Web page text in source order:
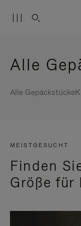
Alle
Alle Gepäckstücke
MEISTGESUCHT
Finden
Größe für